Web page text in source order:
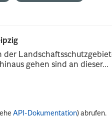
der
gehen sind an dieser...
API-Dokumentation) abrufen.